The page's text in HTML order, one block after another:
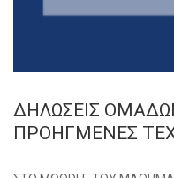
ΔΗΛΩΣΕΙΣ
ΠΡΟΗΓΜΕΝΕΣ